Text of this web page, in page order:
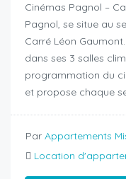
Cinémas Pagnol –
Pagnol, se situe au
Carré Léon
dans ses 3 salles
programmation du
et propose chaque
Par Appartements
Location